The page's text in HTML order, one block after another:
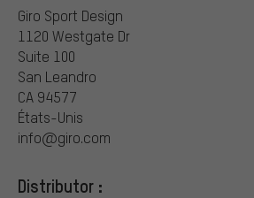
Giro Sport Design
1120 Westgate Dr
Suite 100
San Leandro
CA 94577
États-Unis
info@giro.com
Distributor :